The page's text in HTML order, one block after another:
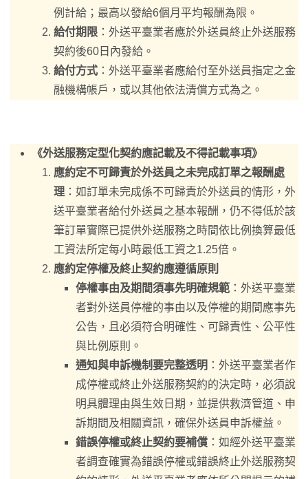
例計給；最高以發給6個月平均報酬為限。
給付期限 ：外送平臺業者應於外送員終止外送服務
契約後60日內發給。
給付方式 ：外送平臺業者應給付至外送員指定之金
融機構帳戶，或以其他依法清償方式為之。
《外送服務定型化契約應記載及不得記載事項》
應約定不可歸責於外送員之未完成訂單之報酬處
理 ：如訂單未完成係不可歸責於外送員的情形，外
送平臺業者給付外送員之基本報酬，仍不得低於該
筆訂單實際已提供外送服務之時間依比例換算最低
工資法所定每小時最低工資之1.25倍。
應約定停權及終止契約應遵循原則
停權事由及期間須事先明確規範 ：外送平臺業
者對外送員停權的事由以及停權的期間應事先
公告，且必須符合明確性、可歸責性、公平性
與比例原則。
通知與申訴機制要完整透明 ：外送平臺業者作
成停權或終止外送服務契約的決定時，必須說
明具體理由與生效日期，並提供救濟管道、申
訴期間及相關資訊，確保外送員申訴權益。
錯誤停權或終止契約要補償 ：如經外送平臺業
者調查確實為錯誤停權或錯誤終止外送服務契